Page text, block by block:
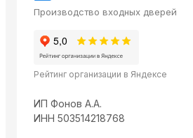
Производство входных дверей
Рейтинг организации в Яндексе
ИП Фонов А.А.
ИНН 503514218768